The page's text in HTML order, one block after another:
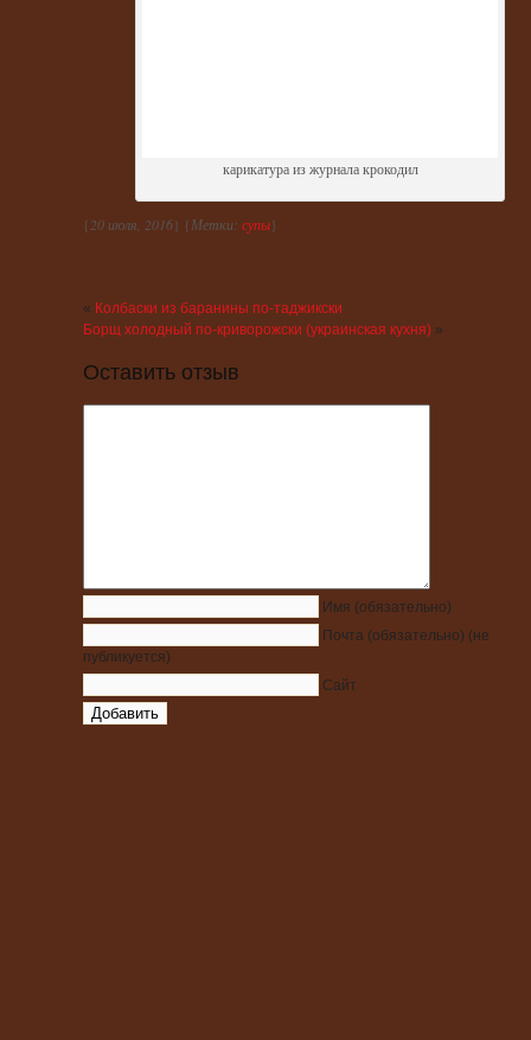
карикатура из журнала крокодил
{20 июля, 2016} {Метки: супы}
« Колбаски из баранины по-таджикски
Борщ холодный по-криворожски (украинская кухня) »
Оставить отзыв
Имя (обязательно)
Почта (обязательно) (не
публикуется)
Сайт